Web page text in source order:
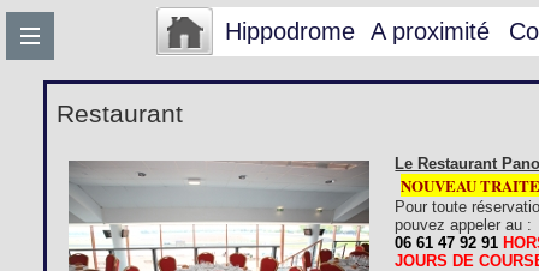
Hippodrome A proximité
Restaurant
Le Restaurant
NOUVEAU
Pour toute
pouvez appeler au :
06 61 47 92 91
JOURS DE